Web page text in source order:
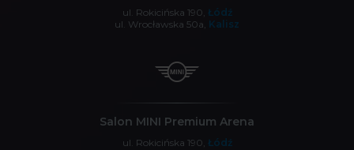
ul. Rokicińska 190, Łódź
ul. Wrocławska 50a, Kalisz
Salon MINI Premium Arena
ul. Rokicińska 190, Łódź